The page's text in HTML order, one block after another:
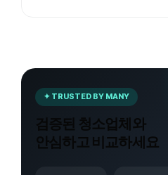
✦ TRUSTED BY MANY
검증된 청소업체와
안심하고 비교하세요